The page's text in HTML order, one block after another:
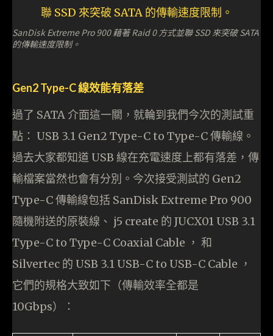
SanDisk Extreme Pro 900 藉著 Raid 0 方式並聯 SSD 來突破 SATA
的傳輸速度限制。
Gen2 Type-C 線效能有落差
過了 SATA 介面這一關，就輪到我們今次的測試重
點： USB 3.1 Gen2 Type-C to Type-C 傳輸線。
過去大家都知道 USB 線在充電速度上都有落差，傳
輸檔案當然也會有分別。今次接受測試的 Gen2
Type-C 傳輸線包括 SanDisk Extreme Pro 900
隨機附送的原裝線、 j5 create 的 JUCX01 USB 3.1
Type-C to Type-C Coaxial Cable ， 和
Silvertec 的 USB 3.1 USB-C to USB-C Cable ，
它們的規格大致如下（傳輸效率全都是
10Gbps）：